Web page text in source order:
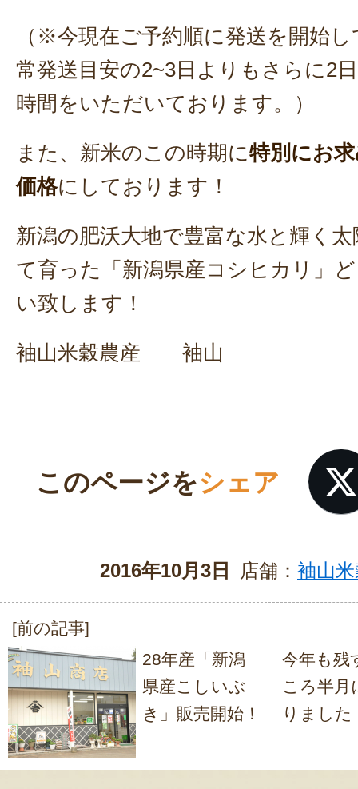
（※今現在ご予約順に発送を開始
常発送目安の2~3日よりもさらに2
時間をいただいております。）
また、新米のこの時期に特別にお
価格にしております！
新潟の肥沃大地で豊富な水と輝く
て育った「新潟県産コシヒカリ」
い致します！
袖山米穀農産 袖山
このページをシェア
2016年10月3日 店舗： 袖山
投
稿
ナ
ビ
ゲ
[前の記事]
28年産「新潟
県産こしいぶ
き」販売開始！
今年も残
ころ半月
りました